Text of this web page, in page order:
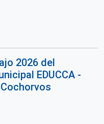
2026 del
EDUCCA -